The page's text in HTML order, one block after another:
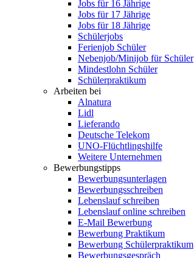
Jobs für 16 Jährige
Jobs für 17 Jährige
Jobs für 18 Jährige
Schülerjobs
Ferienjob Schüler
Nebenjob/Minijob für Schüler
Mindestlohn Schüler
Schülerpraktikum
Arbeiten bei
Alnatura
Lidl
Lieferando
Deutsche Telekom
UNO-Flüchtlingshilfe
Weitere Unternehmen
Bewerbungstipps
Bewerbungsunterlagen
Bewerbungsschreiben
Lebenslauf schreiben
Lebenslauf online schreiben
E-Mail Bewerbung
Bewerbung Praktikum
Bewerbung Schülerpraktikum
Bewerbungsgespräch